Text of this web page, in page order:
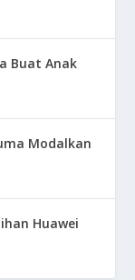
Buat Anak
Modalkan
Huawei